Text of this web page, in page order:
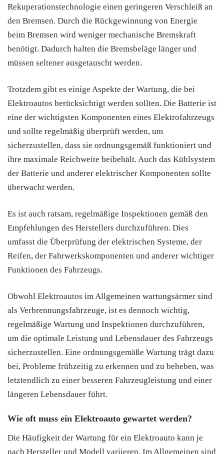
Rekuperationstechnologie einen geringeren Verschleiß an
den Bremsen. Durch die Rückgewinnung von Energie
beim Bremsen wird weniger mechanische Bremskraft
benötigt. Dadurch halten die Bremsbeläge länger und
müssen seltener ausgetauscht werden.
Trotzdem gibt es einige Aspekte der Wartung, die bei
Elektroautos berücksichtigt werden sollten. Die Batterie ist
eine der wichtigsten Komponenten eines Elektrofahrzeugs
und sollte regelmäßig überprüft werden, um
sicherzustellen, dass sie ordnungsgemäß funktioniert und
ihre maximale Reichweite beibehält. Auch das Kühlsystem
der Batterie und anderer elektrischer Komponenten sollte
überwacht werden.
Es ist auch ratsam, regelmäßige Inspektionen gemäß den
Empfehlungen des Herstellers durchzuführen. Dies
umfasst die Überprüfung der elektrischen Systeme, der
Reifen, der Fahrwerkskomponenten und anderer wichtiger
Funktionen des Fahrzeugs.
Obwohl Elektroautos im Allgemeinen wartungsärmer sind
als Verbrennungsfahrzeuge, ist es dennoch wichtig,
regelmäßige Wartung und Inspektionen durchzuführen,
um die optimale Leistung und Lebensdauer des Fahrzeugs
sicherzustellen. Eine ordnungsgemäße Wartung trägt dazu
bei, Probleme frühzeitig zu erkennen und zu beheben, was
letztendlich zu einer besseren Fahrzeugleistung und einer
längeren Lebensdauer führt.
Wie oft muss ein Elektroauto gewartet werden?
Die Häufigkeit der Wartung für ein Elektroauto kann je
nach Hersteller und Modell variieren. Im Allgemeinen sind